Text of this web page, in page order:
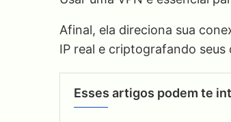
Afinal, ela direciona sua
IP real e criptografando seus
Esses artigos podem te